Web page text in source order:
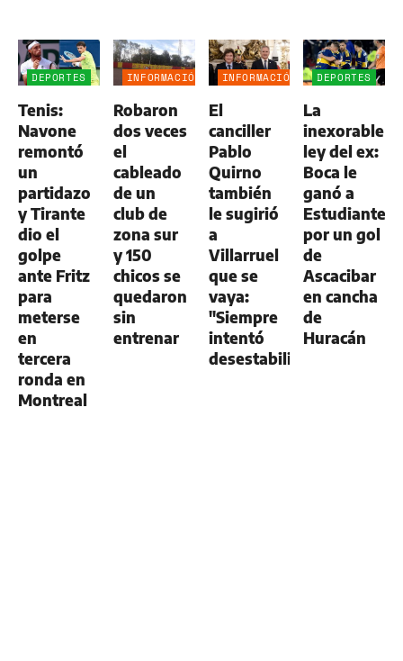
DEPORTES
Tenis:
Navone
remontó
un
partidazo
y Tirante
dio el
golpe
ante Fritz
para
meterse
en
tercera
ronda en
Montreal
INFORMACIÓN
Robaron
dos veces
el
cableado
de un
club de
zona sur
y 150
chicos se
quedaron
sin
entrenar
INFORMACIÓN
El
canciller
Pablo
Quirno
también
le sugirió
a
Villarruel
que se
vaya:
"Siempre
intentó
desestabilizar"
DEPORTES
La
inexorable
ley del ex:
Boca le
ganó a
Estudiantes
por un gol
de
Ascacibar
en cancha
de
Huracán